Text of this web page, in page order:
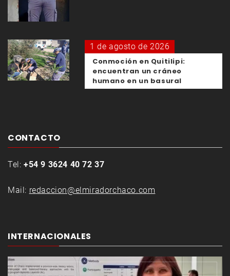
1 de agosto de 2026
Conmoción en Quitilipi:
encuentran un cráneo
humano en un basural
CONTACTO
Tel: +54 9 3624 40 72 37
Mail: redaccion@elmiradorchaco.com
INTERNACIONALES